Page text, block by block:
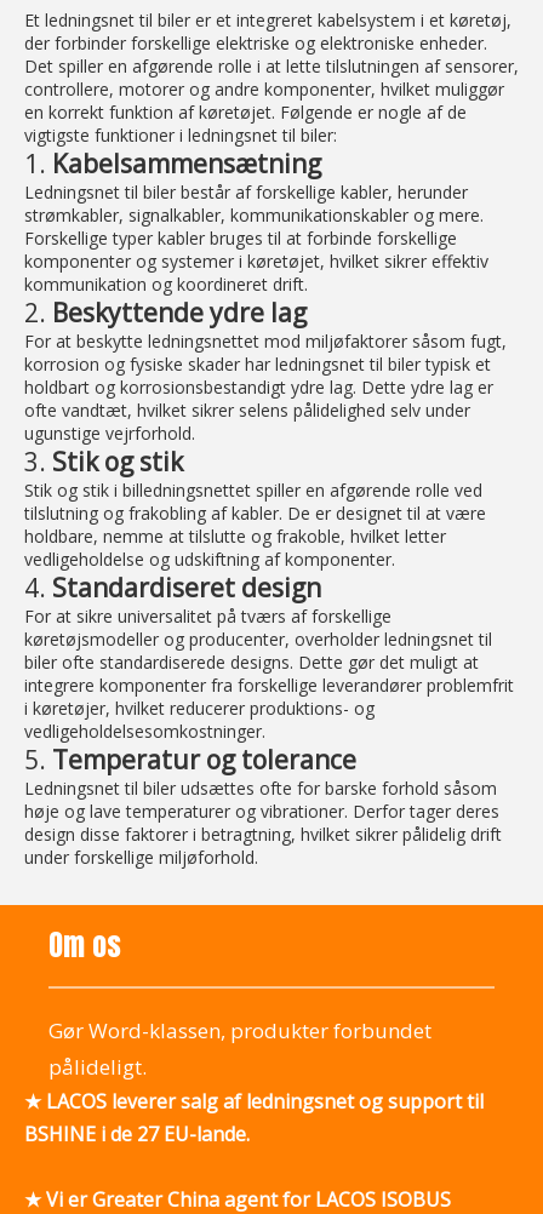
Et ledningsnet til biler er et integreret kabelsystem i et køretøj,
der forbinder forskellige elektriske og elektroniske enheder.
Det spiller en afgørende rolle i at lette tilslutningen af ​​sensorer,
controllere, motorer og andre komponenter, hvilket muliggør
en korrekt funktion af køretøjet. Følgende er nogle af de
vigtigste funktioner i ledningsnet til biler:
1. Kabelsammensætning
Ledningsnet til biler består af forskellige kabler, herunder
strømkabler, signalkabler, kommunikationskabler og mere.
Forskellige typer kabler bruges til at forbinde forskellige
komponenter og systemer i køretøjet, hvilket sikrer effektiv
kommunikation og koordineret drift.
2. Beskyttende ydre lag
For at beskytte ledningsnettet mod miljøfaktorer såsom fugt,
korrosion og fysiske skader har ledningsnet til biler typisk et
holdbart og korrosionsbestandigt ydre lag. Dette ydre lag er
ofte vandtæt, hvilket sikrer selens pålidelighed selv under
ugunstige vejrforhold.
3. Stik og stik
Stik og stik i billedningsnettet spiller en afgørende rolle ved
tilslutning og frakobling af kabler. De er designet til at være
holdbare, nemme at tilslutte og frakoble, hvilket letter
vedligeholdelse og udskiftning af komponenter.
4. Standardiseret design
For at sikre universalitet på tværs af forskellige
køretøjsmodeller og producenter, overholder ledningsnet til
biler ofte standardiserede designs. Dette gør det muligt at
integrere komponenter fra forskellige leverandører problemfrit
i køretøjer, hvilket reducerer produktions- og
vedligeholdelsesomkostninger.
5. Temperatur og tolerance
Ledningsnet til biler udsættes ofte for barske forhold såsom
høje og lave temperaturer og vibrationer. Derfor tager deres
design disse faktorer i betragtning, hvilket sikrer pålidelig drift
under forskellige miljøforhold.
Om os
Gør Word-klassen, produkter forbundet
pålideligt.
★ LACOS leverer salg af ledningsnet og support til
BSHINE i de 27 EU-lande.
★ Vi er Greater China agent for LACOS ISOBUS